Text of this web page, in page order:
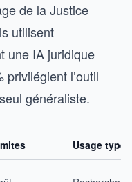
de la Justice
utilisent
une IA juridique
l’outil
généraliste.
Usage type